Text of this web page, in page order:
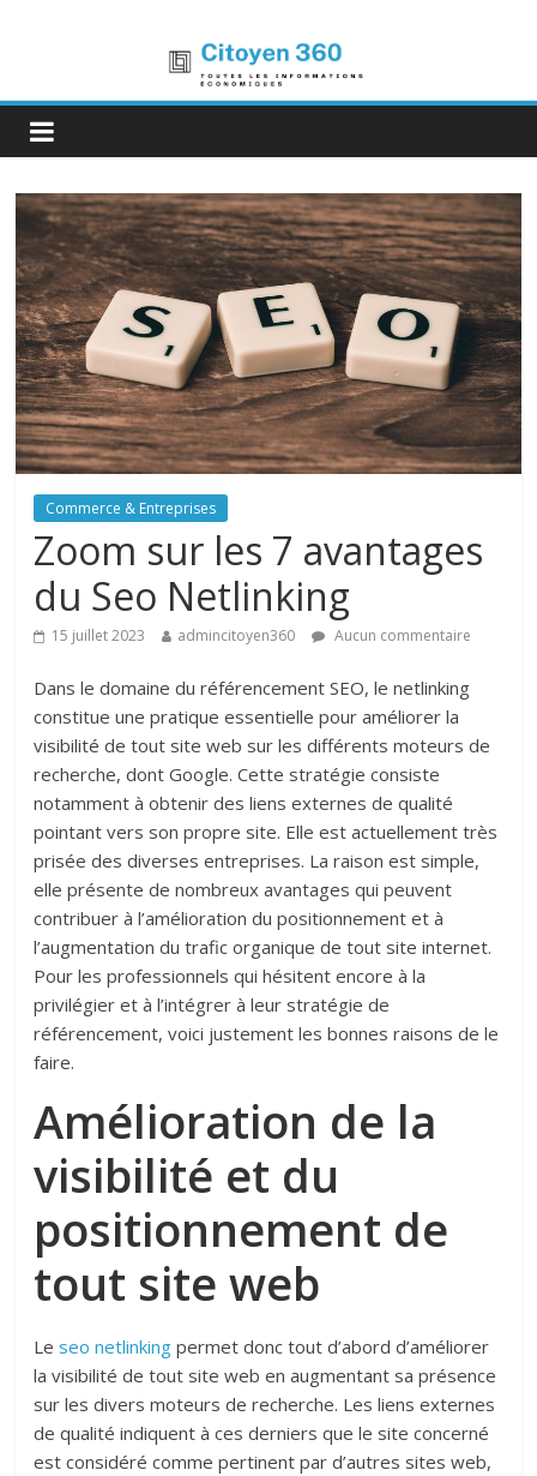
Commerce & Entreprises
Zoom sur les 7 avantages
du Seo Netlinking
15 juillet 2023 admincitoyen360 Aucun commentaire
Dans le domaine du référencement SEO, le netlinking
constitue une pratique essentielle pour améliorer la
visibilité de tout site web sur les différents moteurs de
recherche, dont Google. Cette stratégie consiste
notamment à obtenir des liens externes de qualité
pointant vers son propre site. Elle est actuellement très
prisée des diverses entreprises. La raison est simple,
elle présente de nombreux avantages qui peuvent
contribuer à l’amélioration du positionnement et à
l’augmentation du trafic organique de tout site internet.
Pour les professionnels qui hésitent encore à la
privilégier et à l’intégrer à leur stratégie de
référencement, voici justement les bonnes raisons de le
faire.
Amélioration de la
visibilité et du
positionnement de
tout site web
Leseo netlinking permet donc tout d’abord d’améliorer
la visibilité de tout site web en augmentant sa présence
sur les divers moteurs de recherche. Les liens externes
de qualité indiquent à ces derniers que le site concerné
est considéré comme pertinent par d’autres sites web,